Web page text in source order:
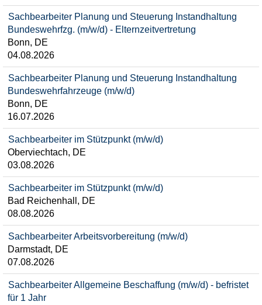
Sachbearbeiter Planung und Steuerung Instandhaltung
Bundeswehrfzg. (m/w/d) - Elternzeitvertretung
Bonn, DE
04.08.2026
Sachbearbeiter Planung und Steuerung Instandhaltung
Bundeswehrfahrzeuge (m/w/d)
Bonn, DE
16.07.2026
Sachbearbeiter im Stützpunkt (m/w/d)
Oberviechtach, DE
03.08.2026
Sachbearbeiter im Stützpunkt (m/w/d)
Bad Reichenhall, DE
08.08.2026
Sachbearbeiter Arbeitsvorbereitung (m/w/d)
Darmstadt, DE
07.08.2026
Sachbearbeiter Allgemeine Beschaffung (m/w/d) - befristet
für 1 Jahr